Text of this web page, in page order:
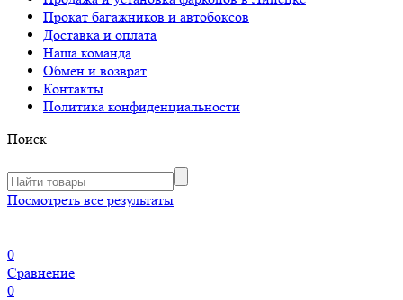
Прокат багажников и автобоксов
Доставка и оплата
Наша команда
Обмен и возврат
Контакты
Политика конфиденциальности
Поиск
Посмотреть все результаты
0
Сравнение
0